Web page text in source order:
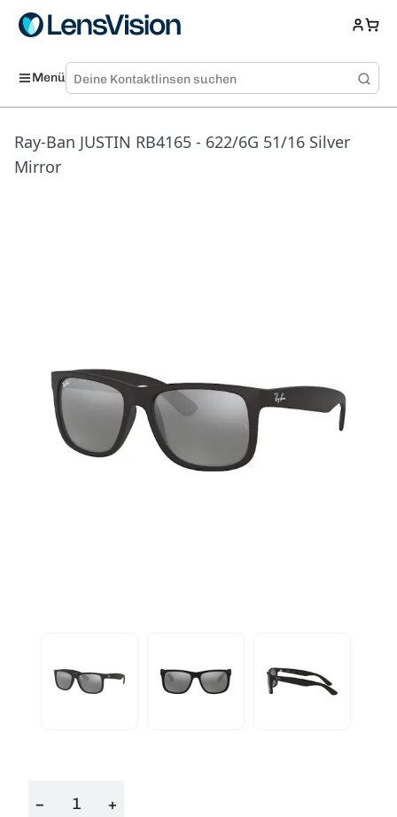
Menü
Ray-Ban JUSTIN RB4165 - 622/6G 51/16 Silver
Mirror
− +